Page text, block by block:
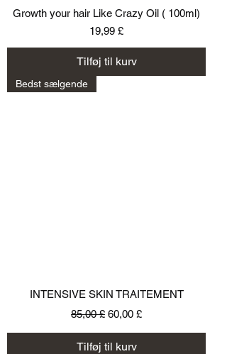
Growth your hair Like Crazy Oil ( 100ml)
Pris
19,99 £
Tilføj til kurv
Bedst sælgende
INTENSIVE SKIN TRAITEMENT
Regulær pris
85,00 £ Salgspris
60,00 £
Tilføj til kurv